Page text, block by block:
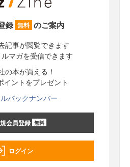
録 無料 のご案内
記事が閲覧できます
ルマガを受信できます
の本が買える！
イントをプレゼント
バックナンバー
会員登録 無料
ログイン